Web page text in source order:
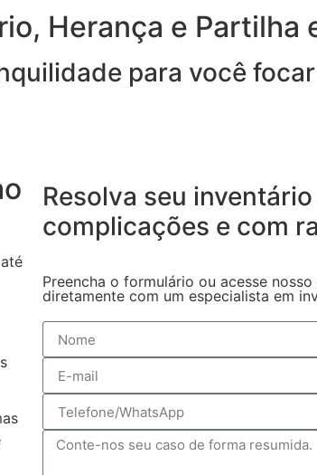
Herança e Partilha
para você
Resolva seu
complicações e com
Preencha o formulário ou acesse
diretamente com um especialista em